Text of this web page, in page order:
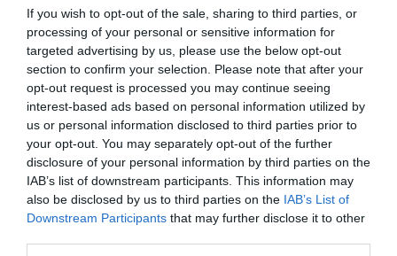
If you wish to opt-out of the sale, sharing to third parties, or
processing of your personal or sensitive information for
targeted advertising by us, please use the below opt-out
section to confirm your selection. Please note that after your
opt-out request is processed you may continue seeing
interest-based ads based on personal information utilized by
us or personal information disclosed to third parties prior to
your opt-out. You may separately opt-out of the further
disclosure of your personal information by third parties on the
IAB’s list of downstream participants. This information may
also be disclosed by us to third parties on the IAB’s List of
Downstream Participants that may further disclose it to other
“Saját döntése volt. Mindig világos voltam arról, hogy mit gondolok
róla amíg még a játékosom volt.”
Simeone Barcelona mérlege sokkal jobb a Bajnokok Ligájában, mint
a La Ligában, de szerinte nem számít melyik sorozatban játszanak,
a Barca elleni meccs mindig is egy kemény teszt.
“Mindig nehéz meccsként látom, erős riválisok.”
“Két játékosunkra nem számíthatunk, ahogy tavaly is voltak
sérültjeink.”
“Többféleképpen is tudunk reagálni attól függően, hogy hogyan